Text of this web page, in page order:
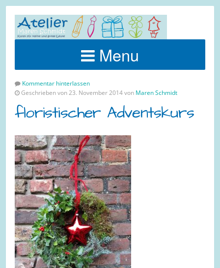
Menu
Kommentar hinterlassen
Geschrieben von 23. November 2014 von Maren Schmidt
floristischer Adventskurs